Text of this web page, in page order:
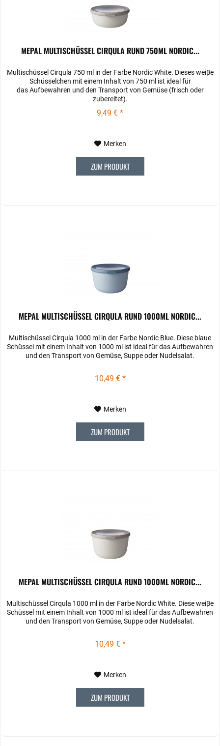
MEPAL MULTISCHÜSSEL CIRQULA RUND 750ML NORDIC...
Multischüssel Cirqula 750 ml in der Farbe Nordic White. Dieses weiβe
Schüsselchen mit einem Inhalt von 750 ml ist ideal für
das Aufbewahren und den Transport von Gemüse (frisch oder
zubereitet).
9,49 € *
Merken
ZUM PRODUKT
MEPAL MULTISCHÜSSEL CIRQULA RUND 1000ML NORDIC...
Multischüssel Cirqula 1000 ml in der Farbe Nordic Blue. Diese blaue
Schüssel mit einem Inhalt von 1000 ml ist ideal für das Aufbewahren
und den Transport von Gemüse, Suppe oder Nudelsalat.
10,49 € *
Merken
ZUM PRODUKT
MEPAL MULTISCHÜSSEL CIRQULA RUND 1000ML NORDIC...
Multischüssel Cirqula 1000 ml in der Farbe Nordic White. Diese weiβe
Schüssel mit einem Inhalt von 1000 ml ist ideal für das Aufbewahren
und den Transport von Gemüse, Suppe oder Nudelsalat.
10,49 € *
Merken
ZUM PRODUKT